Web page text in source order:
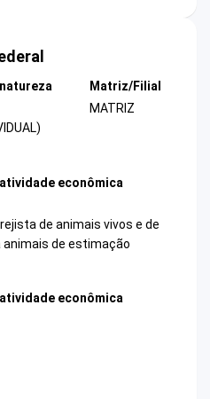
Matriz/Filial
MATRIZ
econômica
de animais vivos e de
de estimação
econômica